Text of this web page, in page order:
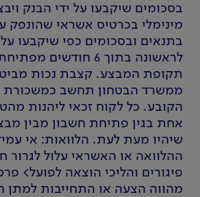
בסכומים שיקבעו על ידי הבנק
מינימלי בכרטיס אשראי שהונפק
בתנאים ובסכומים כפי שיקבעו
לראשונה בתוך 6
תקופת המבצע. קצבת נכות
ממשרד הבטחון תחשב כמשכורת
הקובע. כל לקוח זכאי ליהנות
אחת בגין פתיחת חשבון מבין
שיהיו מעת לעת. הלוואות: אי
ההלוואה או האשראי עלול לגרור
פיגורים והליכי הוצאה לפועל>
מהווה הצעה או התחייבות למתן